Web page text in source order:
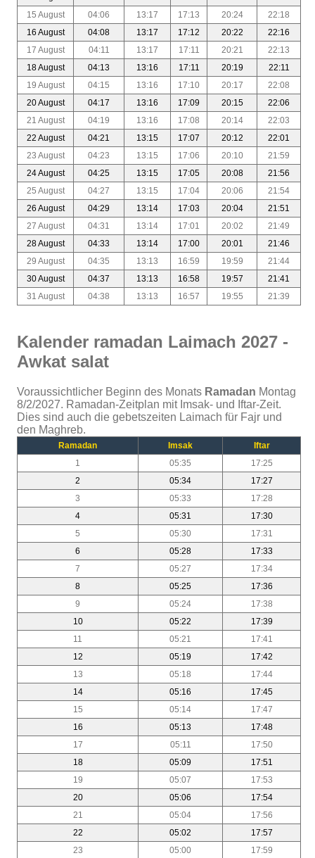
15 August
04:06 13:17 17:13 20:24
22:18
16 August
04:08 13:17 17:12 20:22
22:16
17 August
04:11 13:17 17:11 20:21
22:13
18 August
04:13 13:16 17:11 20:19
22:11
19 August
04:15 13:16 17:10 20:17
22:08
20 August
04:17 13:16 17:09 20:15
22:06
21 August
04:19 13:16 17:08 20:14
22:03
22 August
04:21 13:15 17:07 20:12
22:01
23 August
04:23 13:15 17:06 20:10
21:59
24 August
04:25 13:15 17:05 20:08
21:56
25 August
04:27 13:15 17:04 20:06
21:54
26 August
04:29 13:14 17:03 20:04
21:51
27 August
04:31 13:14 17:01 20:02
21:49
28 August
04:33 13:14 17:00 20:01
21:46
29 August
04:35 13:13 16:59 19:59
21:44
30 August
04:37 13:13 16:58 19:57
21:41
31 August
04:38 13:13 16:57 19:55 21:39
Kalender ramadan Laimach 2027 -
Awkat salat
Voraussichtlicher Beginn des Monats Ramadan Montag
8/2/2027. Ramadan-Zeitplan mit Imsak- und Iftar-Zeit.
Dies sind auch die gebetszeiten Laimach für Fajr und
den Maghreb.
Ramadan Imsak
Iftar
1
05:35
17:25
2
05:34
17:27
3
05:33
17:28
4
05:31
17:30
5
05:30
17:31
6
05:28
17:33
7
05:27
17:34
8
05:25
17:36
9
05:24
17:38
10
05:22
17:39
11
05:21
17:41
12
05:19
17:42
13
05:18
17:44
14
05:16
17:45
15
05:14
17:47
16
05:13
17:48
17
05:11
17:50
18
05:09
17:51
19
05:07
17:53
20
05:06
17:54
21
05:04
17:56
22
05:02
17:57
23
05:00
17:59